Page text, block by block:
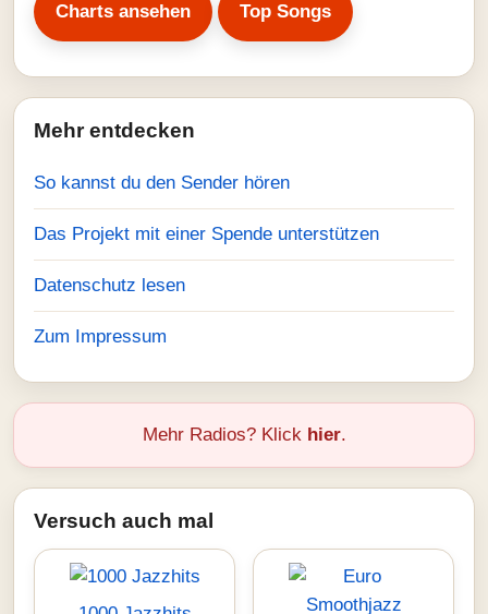
Charts ansehen Top Songs
Mehr entdecken
So kannst du den Sender hören
Das Projekt mit einer Spende unterstützen
Datenschutz lesen
Zum Impressum
Mehr Radios? Klick hier.
Versuch auch mal